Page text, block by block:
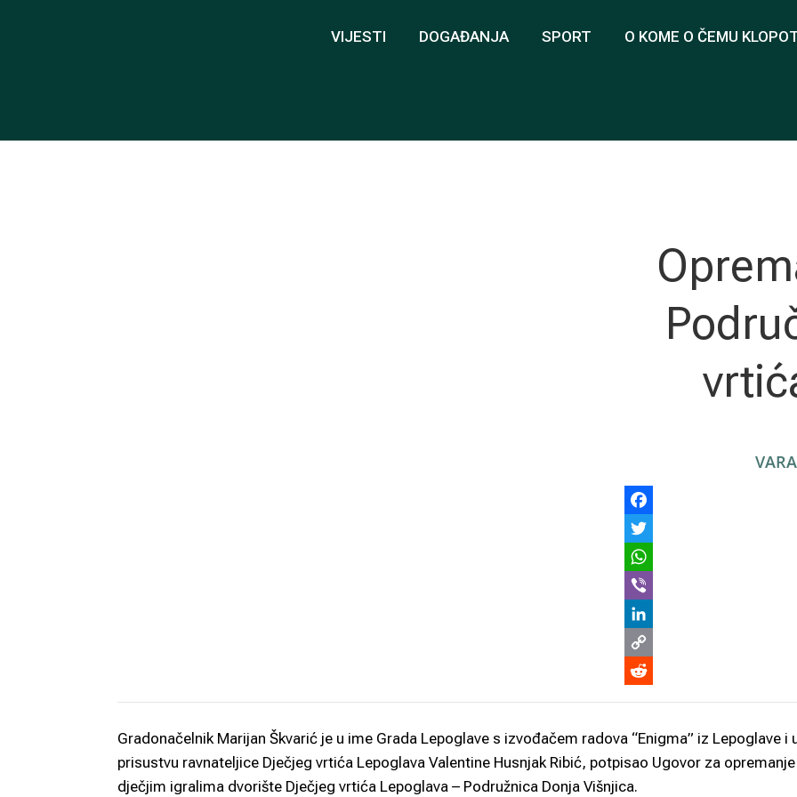
VIJESTI DOGAĐANJA SPORT O KOME O ČEMU
Gradonačelnik Marijan Škvarić je u ime Grada Lepoglave s izvođačem radova “Enigma” iz Lepoglave i
prisustvu ravnateljice Dječjeg vrtića Lepoglava Valentine Husnjak Ribić, potpisao Ugovor za opremanje
dječjim igralima dvorište Dječjeg vrtića Lepoglava – Podružnica Donja Višnjica.